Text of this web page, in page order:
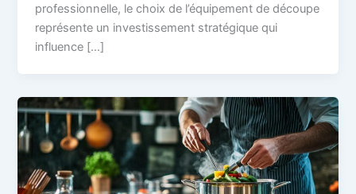
professionnelle, le choix de l’équipement de découpe
représente un investissement stratégique qui
influence […]